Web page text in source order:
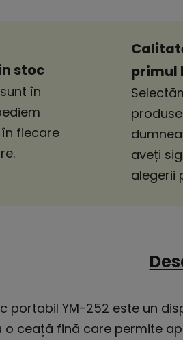
stoc
în
fiecare
primul
aveți
alegerii
portabil YM-252 este un
o ceață fină care permite